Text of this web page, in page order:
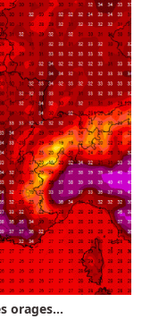
orages...